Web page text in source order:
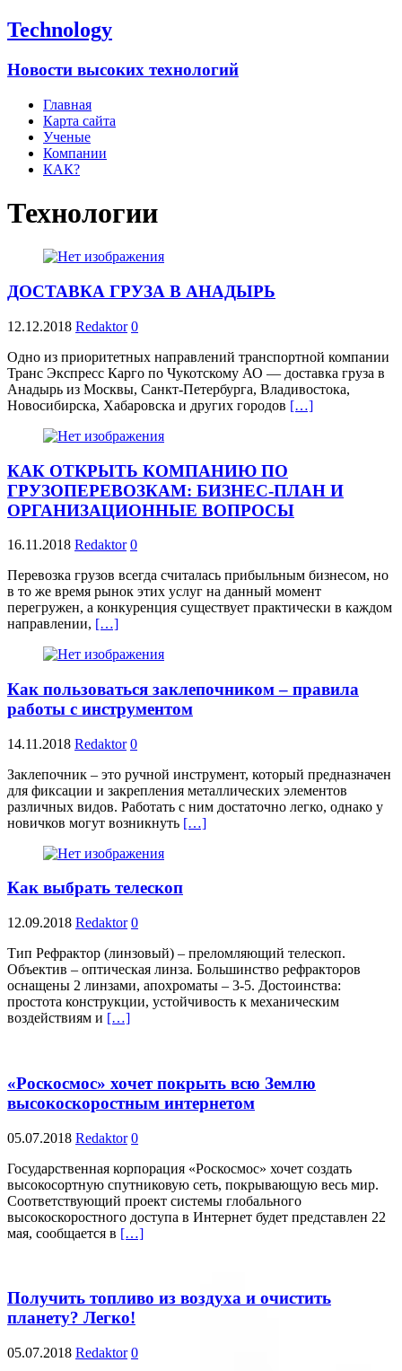
Technology
Новости высоких технологий
Главная
Карта сайта
Ученые
Компании
КАК?
Технологии
ДОСТАВКА ГРУЗА В АНАДЫРЬ
12.12.2018 Redaktor 0
Одно из приоритетных направлений транспортной компании
Транс Экспресс Карго по Чукотскому АО — доставка груза в
Анадырь из Москвы, Санкт-Петербурга, Владивостока,
Новосибирска, Хабаровска и других городов […]
КАК ОТКРЫТЬ КОМПАНИЮ ПО
ГРУЗОПЕРЕВОЗКАМ: БИЗНЕС-ПЛАН И
ОРГАНИЗАЦИОННЫЕ ВОПРОСЫ
16.11.2018 Redaktor 0
Перевозка грузов всегда считалась прибыльным бизнесом, но
в то же время рынок этих услуг на данный момент
перегружен, а конкуренция существует практически в каждом
направлении, […]
Как пользоваться заклепочником – правила
работы с инструментом
14.11.2018 Redaktor 0
Заклепочник – это ручной инструмент, который предназначен
для фиксации и закрепления металлических элементов
различных видов. Работать с ним достаточно легко, однако у
новичков могут возникнуть […]
Как выбрать телескоп
12.09.2018 Redaktor 0
Тип Рефрактор (линзовый) – преломляющий телескоп.
Объектив – оптическая линза. Большинство рефракторов
оснащены 2 линзами, апохроматы – 3-5. Достоинства:
простота конструкции, устойчивость к механическим
воздействиям и […]
«Роскосмос» хочет покрыть всю Землю
высокоскоростным интернетом
05.07.2018 Redaktor 0
Государственная корпорация «Роскосмос» хочет создать
высокосортную спутниковую сеть, покрывающую весь мир.
Соответствующий проект системы глобального
высокоскоростного доступа в Интернет будет представлен 22
мая, сообщается в […]
Получить топливо из воздуха и очистить
планету? Легко!
05.07.2018 Redaktor 0